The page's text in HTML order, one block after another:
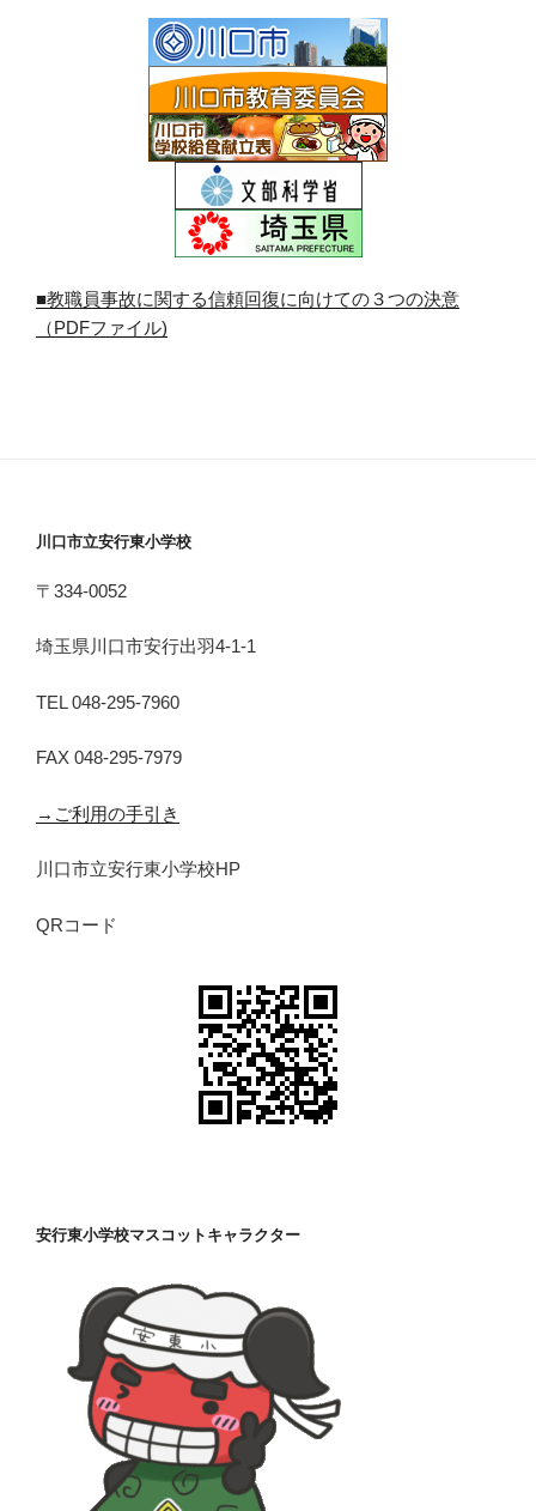
■教職員事故に関する信頼回復に向けての３つの決意
（PDFファイル)
川口市立安行東小学校
〒334-0052
埼玉県川口市安行出羽4-1-1
TEL 048-295-7960
FAX 048-295-7979
→ご利用の手引き
川口市立安行東小学校HP
QRコード
安行東小学校マスコットキャラクター